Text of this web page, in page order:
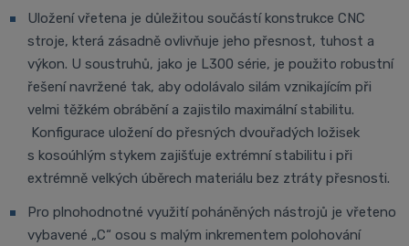
Uložení vřetena je důležitou součástí konstrukce CNC
stroje, která zásadně ovlivňuje jeho přesnost, tuhost a
výkon. U soustruhů, jako je L300 série, je použito robustní
řešení navržené tak, aby odolávalo silám vznikajícím při
velmi těžkém obrábění a zajistilo maximální stabilitu.
Konfigurace uložení do přesných dvouřadých ložisek
s kosoúhlým stykem zajišťuje extrémní stabilitu i při
extrémně velkých úběrech materiálu bez ztráty přesnosti.
Pro plnohodnotné využití poháněných nástrojů je vřeteno
vybavené „C“ osou s malým inkrementem polohování